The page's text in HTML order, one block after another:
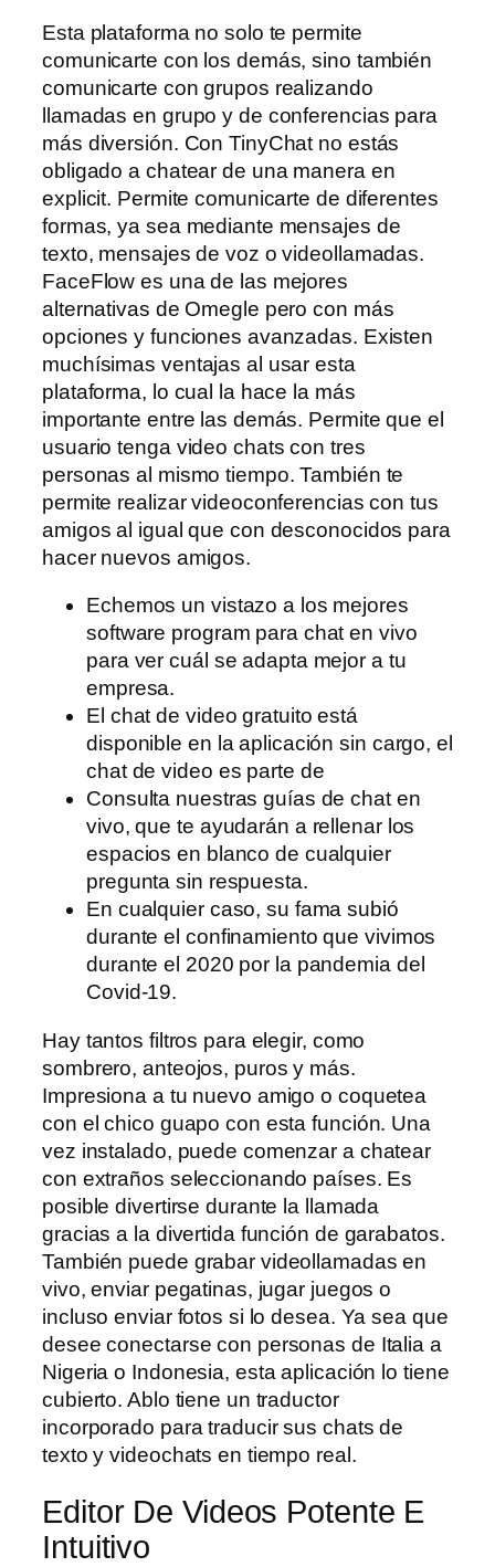
Esta plataforma no solo te permite
comunicarte con los demás, sino también
comunicarte con grupos realizando
llamadas en grupo y de conferencias para
más diversión. Con TinyChat no estás
obligado a chatear de una manera en
explicit. Permite comunicarte de diferentes
formas, ya sea mediante mensajes de
texto, mensajes de voz o videollamadas.
FaceFlow es una de las mejores
alternativas de Omegle pero con más
opciones y funciones avanzadas. Existen
muchísimas ventajas al usar esta
plataforma, lo cual la hace la más
importante entre las demás. Permite que el
usuario tenga video chats con tres
personas al mismo tiempo. También te
permite realizar videoconferencias con tus
amigos al igual que con desconocidos para
hacer nuevos amigos.
Echemos un vistazo a los mejores
software program para chat en vivo
para ver cuál se adapta mejor a tu
empresa.
El chat de video gratuito está
disponible en la aplicación sin cargo, el
chat de video es parte de
Consulta nuestras guías de chat en
vivo, que te ayudarán a rellenar los
espacios en blanco de cualquier
pregunta sin respuesta.
En cualquier caso, su fama subió
durante el confinamiento que vivimos
durante el 2020 por la pandemia del
Covid-19.
Hay tantos filtros para elegir, como
sombrero, anteojos, puros y más.
Impresiona a tu nuevo amigo o coquetea
con el chico guapo con esta función. Una
vez instalado, puede comenzar a chatear
con extraños seleccionando países. Es
posible divertirse durante la llamada
gracias a la divertida función de garabatos.
También puede grabar videollamadas en
vivo, enviar pegatinas, jugar juegos o
incluso enviar fotos si lo desea. Ya sea que
desee conectarse con personas de Italia a
Nigeria o Indonesia, esta aplicación lo tiene
cubierto. Ablo tiene un traductor
incorporado para traducir sus chats de
texto y videochats en tiempo real.
Editor De Videos Potente E
Intuitivo